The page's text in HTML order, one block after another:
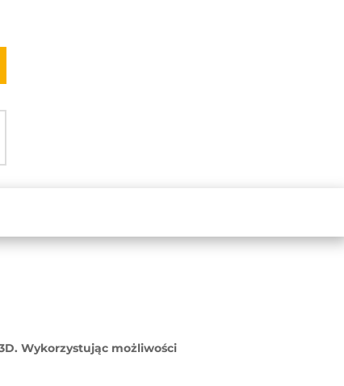
Wykorzystując możliwości